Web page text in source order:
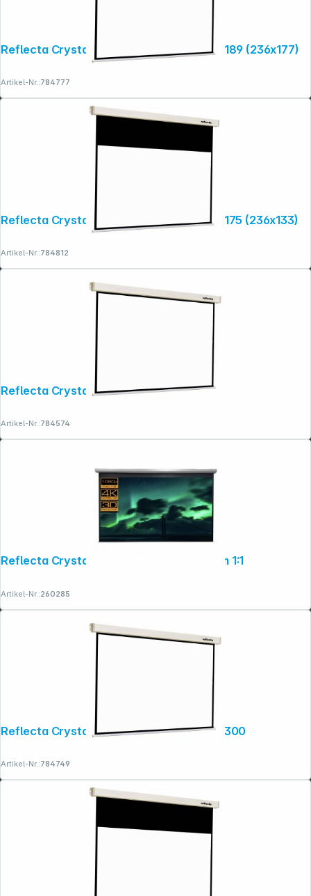
Reflecta Crystal-Line Motor RC lux 240x189 (236x177)
Artikel-Nr.:784777
Reflecta Crystal-Line Motor RC lux 240x175 (236x133)
Artikel-Nr.:784812
Reflecta Crystal-Line Rollo lux 240x240
Artikel-Nr.:784574
Reflecta Crystal-Line Motor 400x400 cm 1:1
Artikel-Nr.:260285
Reflecta Crystal-Line Motor RC lux 300x300
Artikel-Nr.:784749